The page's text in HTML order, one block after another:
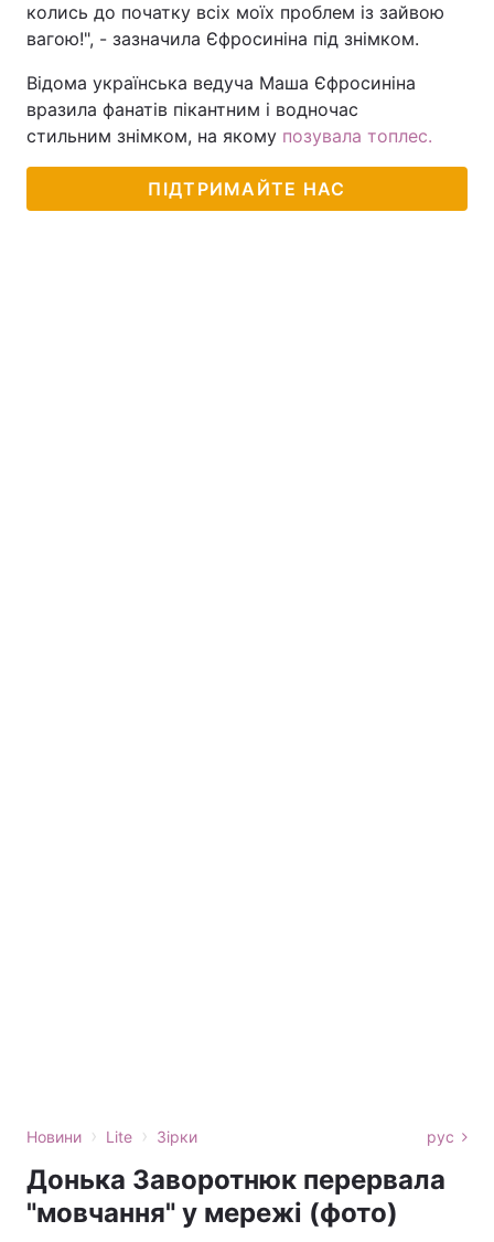
колись до початку всіх моїх проблем із зайвою
вагою!", - зазначила Єфросиніна під знімком.
Відома українська ведуча Маша Єфросиніна
вразила фанатів пікантним і водночас
стильним знімком, на якому позувала топлес.
ПІДТРИМАЙТЕ НАС
Новини › Lite › Зірки рус
Донька Заворотнюк перервала
"мовчання" у мережі (фото)